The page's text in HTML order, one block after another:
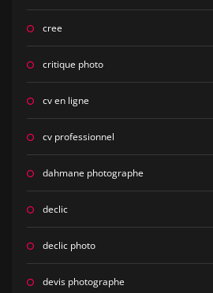
cree
critique photo
cv en ligne
cv professionnel
dahmane photographe
declic
declic photo
devis photographe